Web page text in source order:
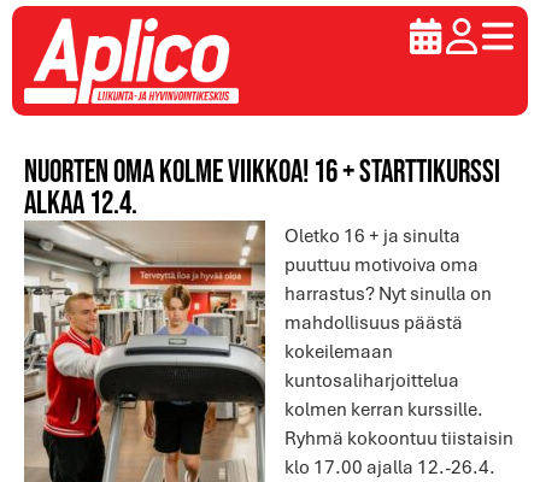
Nuorten oma kolme viikkoa! 16 + starttikurssi
alkaa 12.4.
Oletko 16 + ja sinulta
puuttuu motivoiva oma
harrastus? Nyt sinulla on
mahdollisuus päästä
kokeilemaan
kuntosaliharjoittelua
kolmen kerran kurssille.
Ryhmä kokoontuu tiistaisin
klo 17.00 ajalla 12.-26.4.